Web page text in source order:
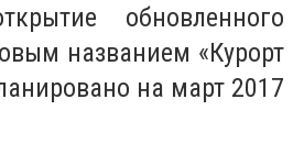
обновленного
названием «Курорт
на март 2017